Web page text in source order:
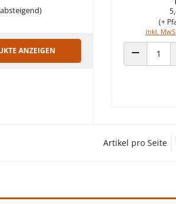
ANZEIGEN
inkl.
(+
ANZAHL
Artikel pro Seite